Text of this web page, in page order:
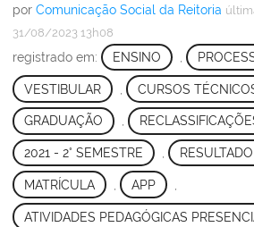
por Comunicação Social da Reitoria
31/08/2023 13h08
registrado em: ENSINO
VESTIBULAR CURSOS
GRADUAÇÃO ,
2021 - 2° SEMESTRE RESULTADO
MATRÍCULA APP
ATIVIDADES PEDAGÓGICAS